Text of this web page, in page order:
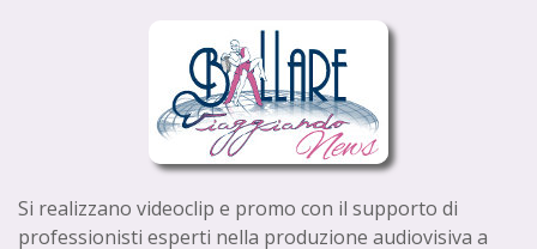
Si realizzano videoclip e promo con il supporto di
professionisti esperti nella produzione audiovisiva a